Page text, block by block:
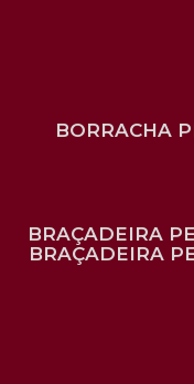
BORRACHA
BRAÇADEIRA
BRAÇADEIRA